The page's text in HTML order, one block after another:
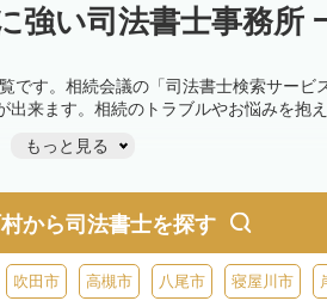
強い司法書士事務所
です。相続会議の「司法書士検索サービ
来ます。相続のトラブルやお悩みを抱
もっと見る
から司法書士を探す
吹田市 高槻市 八尾市 寝屋川市